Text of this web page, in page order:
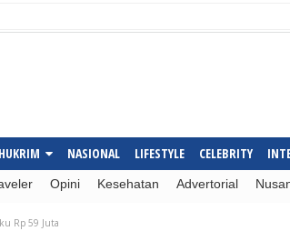
HUKRIM NASIONAL LIFESTYLE CELEBRITY
Opini Kesehatan Advertorial
Rp 59 Juta